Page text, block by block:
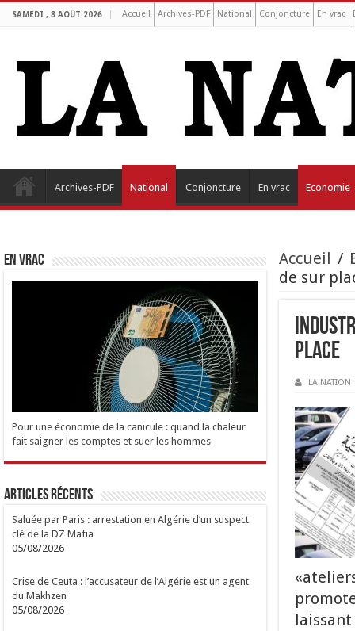
SAMEDI , 8 AOÛT 2026 Accueil Archives-PDF National Conjoncture En vrac
Archives-PDF National Conjoncture En vrac Economie
Accueil /
de sur
place
LA NATION
EN VRAC
Pour une économie de la canicule : quand la chaleur
fait saigner les comptes et suer les hommes
Articles Récents
Saluée par Paris : arrestation en Algérie d’un suspect
clé de la DZ Mafia
05/08/2026
Crise de Ceuta : l’accusateur de l’Algérie est un agent
du Makhzen
05/08/2026